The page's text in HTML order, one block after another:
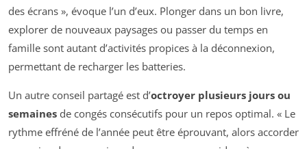
des écrans », évoque l’un d’eux. Plonger dans un bon livre,
explorer de nouveaux paysages ou passer du temps en
famille sont autant d’activités propices à la déconnexion,
permettant de recharger les batteries.
Un autre conseil partagé est d’octroyer plusieurs jours ou
semaines de congés consécutifs pour un repos optimal. « Le
rythme effréné de l’année peut être éprouvant, alors accorder